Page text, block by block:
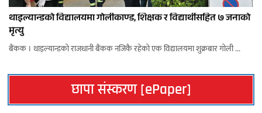
थाइल्यान्डको विद्यालयमा गोलीकाण्ड, शिक्षक र विद्यार्थीसहित ७ जनाको
मृत्यु
बैंकक । थाइल्यान्डको राजधानी बैंकक नजिकै रहेको एक विद्यालयमा शुक्रबार गोली ...
छापा संस्करण [ePaper]